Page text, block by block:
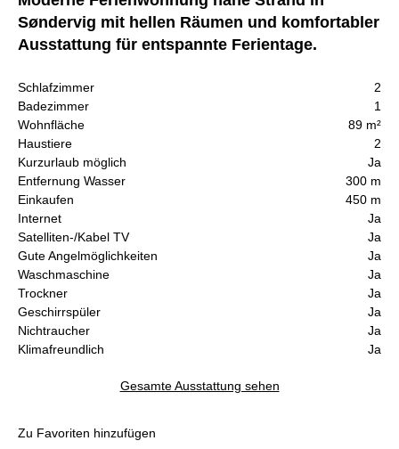
Søndervig mit hellen Räumen und komfortabler
Ausstattung für entspannte Ferientage.
Schlafzimmer
2
Badezimmer
1
Wohnfläche
89 m²
Haustiere
2
Kurzurlaub möglich
Ja
Entfernung Wasser
300 m
Einkaufen
450 m
Internet
Ja
Satelliten-/Kabel TV
Ja
Gute Angelmöglichkeiten
Ja
Waschmaschine
Ja
Trockner
Ja
Geschirrspüler
Ja
Nichtraucher
Ja
Klimafreundlich
Ja
Gesamte Ausstattung sehen
Zu Favoriten hinzufügen